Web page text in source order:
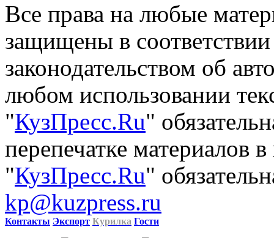
Все права на любые
защищены в
законодательством об
любом использовании
"КузПресс.Ru"
перепечатке материалов
"КузПресс.Ru"
kp@kuzpress.ru
Контакты Экспорт Курилка Гости